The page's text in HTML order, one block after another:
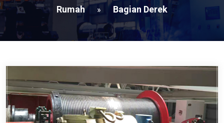
Rumah » Bagian Derek